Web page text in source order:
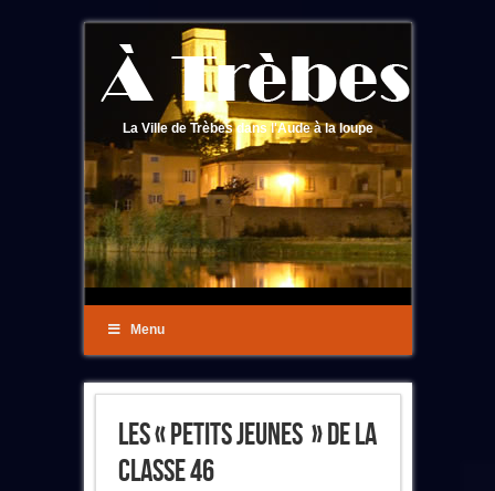
La Ville de Trèbes dans l'Aude à la loupe
Menu
Les « Petits Jeunes » De La
Classe 46